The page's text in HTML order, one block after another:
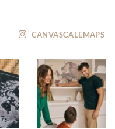
CANVASCALEMAPS